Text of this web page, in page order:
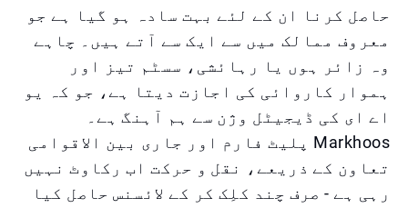
حاصل کرنا ان کے لئے بہت سادہ ہو گیا ہے جو
معروف ممالک میں سے ایک سے آتے ہیں۔ چاہے
وہ زائر ہوں یا رہائشی، سسٹم تیز اور
ہموار کاروائی کی اجازت دیتا ہے، جو کہ یو
اے ای کی ڈیجیٹل وژن سے ہم آہنگ ہے۔
Markhoos پلیٹ فارم اور جاری بین الاقوامی
تعاون کے ذریعے، نقل و حرکت اب رکاوٹ نہیں
رہی ہے - صرف چند کلِک کر کے لائسنس حاصل کیا